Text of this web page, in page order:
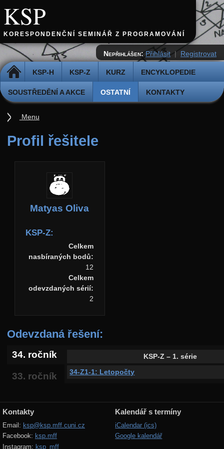
KSP
KORESPONDENČNÍ SEMINÁŘ Z PROGRAMOVÁNÍ
DOMŮ KSP-H KSP-Z KURZ ENCYKLOPEDIE
SOUSTŘEDĚNÍ A AKCE OSTATNÍ KONTAKTY
Nepřihlášen: Přihlásit | Registrovat
Profil řešitele
Matyas Oliva
KSP-Z:
Celkem
nasbíraných bodů:
12
Celkem
odevzdaných sérií:
2
Odevzdaná řešení:
34. ročník
33. ročník
KSP-Z – 1. série
34-Z1-1: Letopočty
Menu
Kontakty
Email: ksp@ksp.mff.cuni.cz
Facebook: ksp.mff
Instagram: ksp_mff
Kalendář s termíny
iCalendar (ics)
Google kalendář